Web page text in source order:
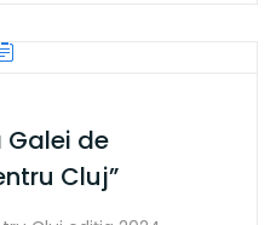
Galei de
Cluj”